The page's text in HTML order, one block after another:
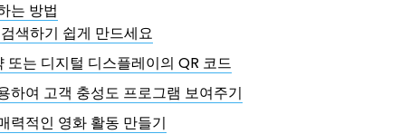
는 방법
색하기 쉽게 만드세요
또는 디지털 디스플레이의 QR 코드
하여 고객 충성도 프로그램 보여주기
력적인 영화 활동 만들기